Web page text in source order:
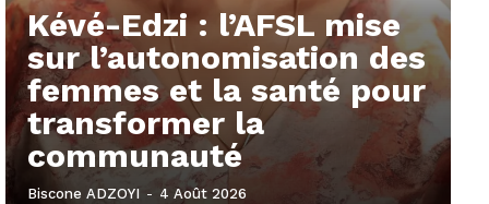
Kévé-Edzi : l’AFSL mise
sur l’autonomisation des
femmes et la santé pour
transformer la
communauté
Biscone ADZOYI - 4 Août 2026